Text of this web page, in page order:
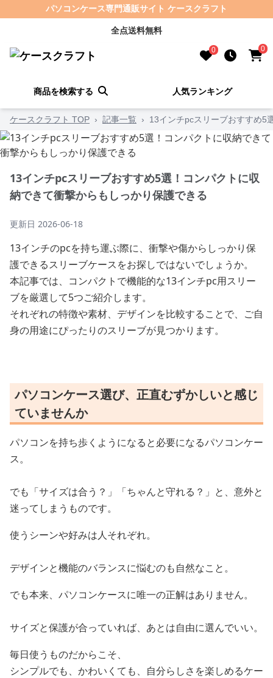
パソコンケース専門通販サイト ケースクラフト
全点送料無料
0 0
商品を検索する 人気ランキング
ケースクラフト TOP › 記事一覧 › 13インチpcスリーブおすすめ5
13インチpcスリーブおすすめ5選！コンパクトに収
納できて衝撃からもしっかり保護できる
更新日 2026-06-18
13インチのpcを持ち運ぶ際に、衝撃や傷からしっかり保
護できるスリーブケースをお探しではないでしょうか。
本記事では、コンパクトで機能的な13インチpc用スリー
ブを厳選して5つご紹介します。
それぞれの特徴や素材、デザインを比較することで、ご自
身の用途にぴったりのスリーブが見つかります。
パソコンケース選び、正直むずかしいと感じ
ていませんか
パソコンを持ち歩くようになると必要になるパソコンケー
ス。
でも「サイズは合う？」「ちゃんと守れる？」と、意外と
迷ってしまうものです。
使うシーンや好みは人それぞれ。
デザインと機能のバランスに悩むのも自然なこと。
でも本来、パソコンケースに唯一の正解はありません。
サイズと保護が合っていれば、あとは自由に選んでいい。
毎日使うものだからこそ、
シンプルでも、かわいくても、自分らしさを楽しめるケー